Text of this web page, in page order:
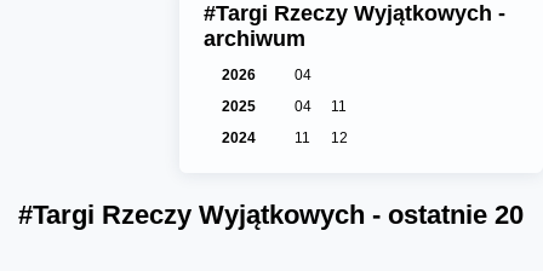
#Targi Rzeczy Wyjątkowych -
archiwum
2026
04
2025
04
11
2024
11 12
#Targi Rzeczy Wyjątkowych - ostatnie 20